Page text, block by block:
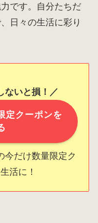
です。自分たちだ
日々の生活に彩り
ないと損！／
定クーポンを
今だけ数量限定ク
活に！